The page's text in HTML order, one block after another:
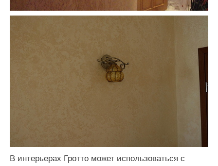
В интерьерах Гротто может использоваться с